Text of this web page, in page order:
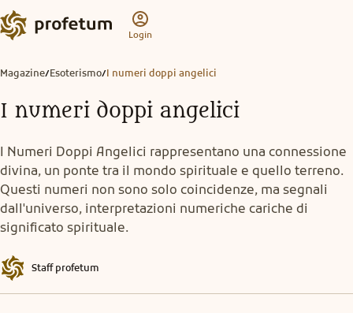
Login
Magazine/Esoterismo/I numeri doppi angelici
I numeri doppi angelici
I Numeri Doppi Angelici rappresentano una connessione
divina, un ponte tra il mondo spirituale e quello terreno.
Questi numeri non sono solo coincidenze, ma segnali
dall'universo, interpretazioni numeriche cariche di
significato spirituale.
Staff profetum